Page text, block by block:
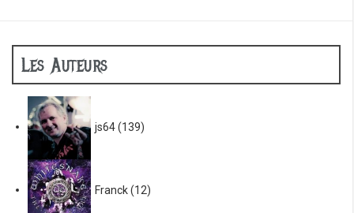
Les Auteurs
js64(139)
Franck(12)